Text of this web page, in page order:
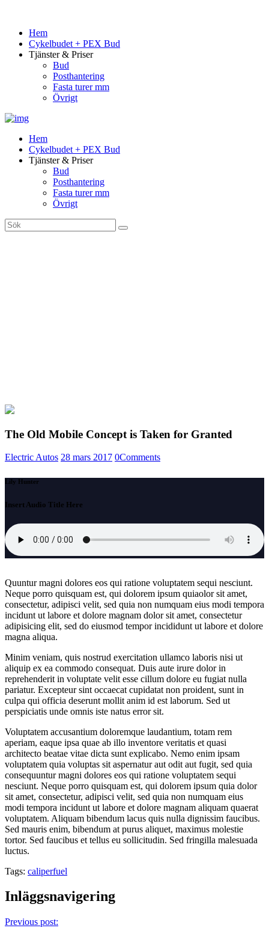
Hem
Cykelbudet + PEX Bud
Tjänster & Priser
Bud
Posthantering
Fasta turer mm
Övrigt
Hem
Cykelbudet + PEX Bud
Tjänster & Priser
Bud
Posthantering
Fasta turer mm
Övrigt
The Old Mobile Concept is Taken for Granted
Electric Autos 28 mars 2017 0Comments
Lily Hunter
Insert Audio Title Here
Quuntur magni dolores eos qui ratione voluptatem sequi nesciunt.
Neque porro quisquam est, qui dolorem ipsum quiaolor sit amet,
consectetur, adipisci velit, sed quia non numquam eius modi tempora
incidunt ut labore et dolore magnam dolor sit amet, consectetur
adipisicing elit, sed do eiusmod tempor incididunt ut labore et dolore
magna aliqua.
Minim veniam, quis nostrud exercitation ullamco laboris nisi ut
aliquip ex ea commodo consequat. Duis aute irure dolor in
reprehenderit in voluptate velit esse cillum dolore eu fugiat nulla
pariatur. Excepteur sint occaecat cupidatat non proident, sunt in
culpa qui officia deserunt mollit anim id est laborum. Sed ut
perspiciatis unde omnis iste natus error sit.
Voluptatem accusantium doloremque laudantium, totam rem
aperiam, eaque ipsa quae ab illo inventore veritatis et quasi
architecto beatae vitae dicta sunt explicabo. Nemo enim ipsam
voluptatem quia voluptas sit aspernatur aut odit aut fugit, sed quia
consequuntur magni dolores eos qui ratione voluptatem sequi
nesciunt. Neque porro quisquam est, qui dolorem ipsum quia dolor
sit amet, consectetur, adipisci velit, sed quia non numquam eius
modi tempora incidunt ut labore et dolore magnam aliquam quaerat
voluptatem. Aliquam bibendum lacus quis nulla dignissim faucibus.
Sed mauris enim, bibendum at purus aliquet, maximus molestie
tortor. Sed faucibus et tellus eu sollicitudin. Sed fringilla malesuada
luctus.
Tags: caliperfuel
Inläggsnavigering
Previous post: